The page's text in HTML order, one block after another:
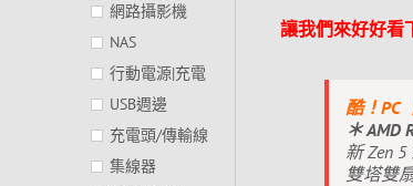
讓我們來好好看
酷！PC
＊ AMD
新 Zen
雙塔雙
網路攝影機
NAS
行動電源|充電
USB週邊
充電頭/傳輸線
集線器